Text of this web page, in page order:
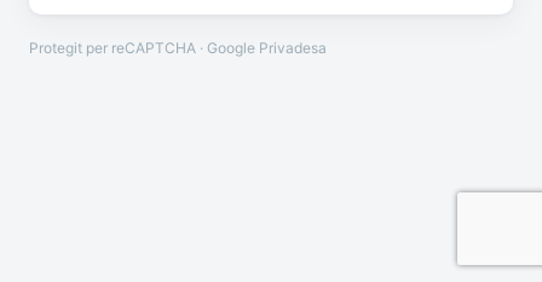
Protegit per reCAPTCHA · Google Privadesa